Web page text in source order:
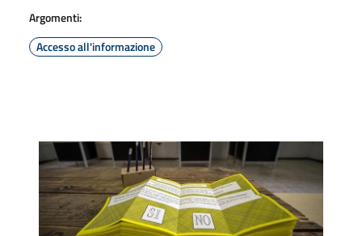
Argomenti:
Accesso all'informazione